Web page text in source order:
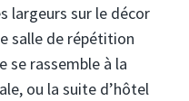
largeurs sur le décor
salle de répétition
se rassemble à la
ou la suite d’hôtel